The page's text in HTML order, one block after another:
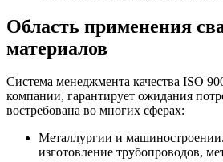
Область применения
материалов
Система менеджмента качества ISO
компании, гарантирует ожидания
востребована во многих сферах:
Металлургии и
изготовление трубопроводов,